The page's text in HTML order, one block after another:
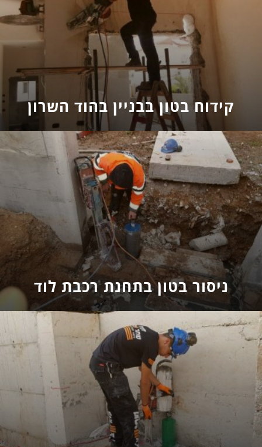
קידוח בטון בבניין בהוד השרון
ניסור בטון בתחנת רכבת לוד